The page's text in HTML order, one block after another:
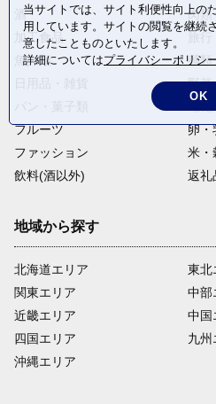
酒
肉類
加工食品
魚介類
麺類
野菜
フルーツ
卵・
ファッション
米・
飲料(酒以外)
返礼
地域から探す
北海道エリア
関東エリア
近畿エリア
四国エリア
沖縄エリア
東北
中部
中国
九州
当サイトでは、サイト利便性向上の
用しています。サイトの閲覧を継続
意したことものといたします。
詳細についてはプライバシーポリシ
OK